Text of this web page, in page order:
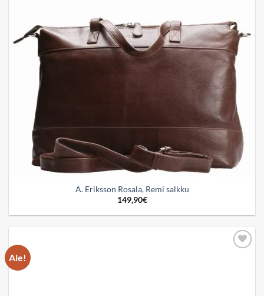
A. Eriksson Rosala, Remi salkku
149,90€
Ale!